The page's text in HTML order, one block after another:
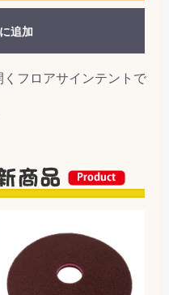
追加
フロアサインテントで